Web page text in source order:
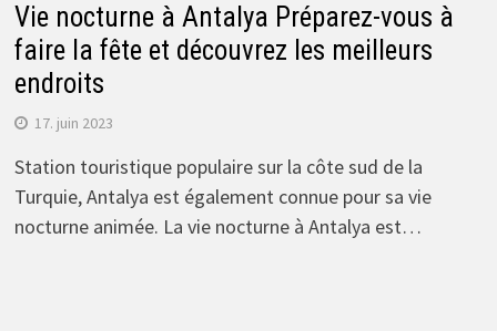
Vie nocturne à Antalya Préparez-vous à
faire la fête et découvrez les meilleurs
endroits
17. juin 2023
Station touristique populaire sur la côte sud de la
Turquie, Antalya est également connue pour sa vie
nocturne animée. La vie nocturne à Antalya est…